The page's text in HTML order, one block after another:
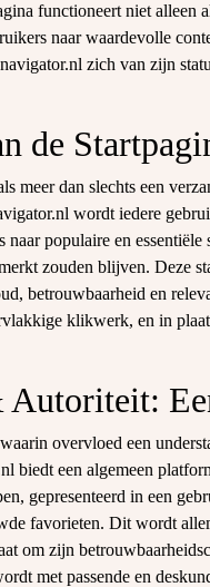
functioneert niet alleen
naar waardevolle
zich van zijn
de
meer dan slechts een
wordt iedere
populaire en
zouden blijven. Deze
betrouwbaarheid en
klikwerk, en in
Autoriteit:
overvloed een
biedt een algemeen
gepresenteerd in een
favorieten. Dit wordt
om zijn
met passende en